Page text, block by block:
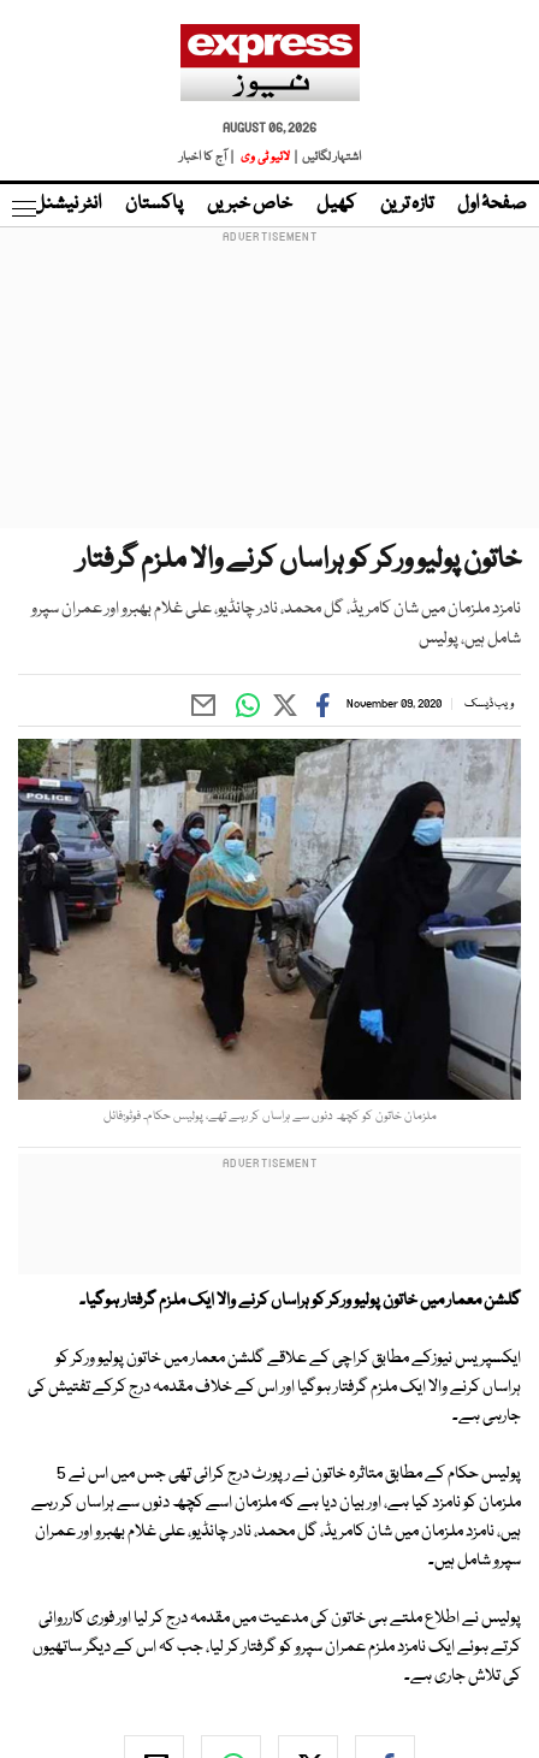
AUGUST 06, 2026
اشتہار لگائیں |
لائیو ٹی وی | آج کا اخبار
صفحۂ اول تازہ ترین کھیل خاص خبریں پاکستان انٹر نیشنل
خاتون پولیو ورکر کو ہراساں کرنے والا ملزم گرفتار
نامزد ملزمان میں شان کامریڈ، گل محمد، نادر چانڈیو، علی غلام بھبرو اور عمران سپرو
شامل ہیں، پولیس
ویب ڈیسک November 09, 2020
ملزمان خاتون کو کچھ دنوں سے ہراساں کر رہے تھے، پولیس حکام۔ فوٹو:فائل
گلشن معمار میں خاتون پولیو ورکر کو ہراساں کرنے والا ایک ملزم گرفتار ہوگیا۔
ایکسپریس نیوزکے مطابق کراچی کے علاقے گلشن معمار میں خاتون پولیو ورکر کو
ہراساں کرنے والا ایک ملزم گرفتار ہوگیا اور اس کے خلاف مقدمہ درج کرکے تفتیش کی
جارہی ہے۔
پولیس حکام کے مطابق متاثرہ خاتون نے رپورٹ درج کرائی تھی جس میں اس نے 5
ملزمان کو نامزد کیا ہے، اور بیان دیا ہے کہ ملزمان اسے کچھ دنوں سے ہراساں کر رہے
ہیں، نامزد ملزمان میں شان کامریڈ، گل محمد، نادر چانڈیو، علی غلام بھبرو اور عمران
سپرو شامل ہیں۔
پولیس نے اطلاع ملتے ہی خاتون کی مدعیت میں مقدمہ درج کر لیا اور فوری کارروائی
کرتے ہوئے ایک نامزد ملزم عمران سپرو کو گرفتار کر لیا، جب کہ اس کے دیگر ساتھیوں
کی تلاش جاری ہے۔